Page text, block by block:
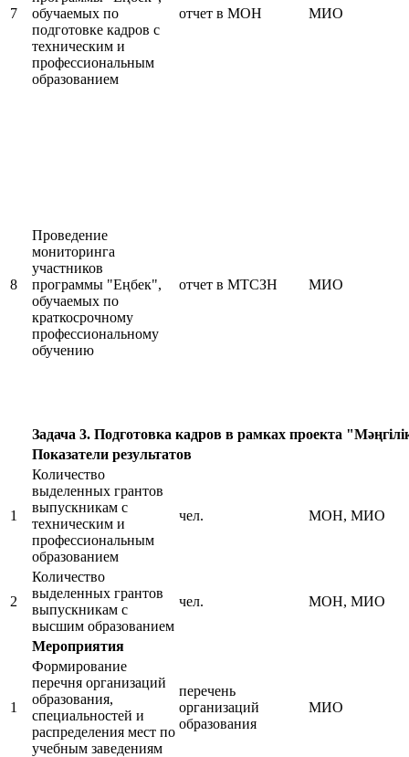
7
обучаемых по
подготовке кадров с
техническим и
профессиональным
образованием
отчет в МОН МИО
8
Проведение
мониторинга
участников
программы "Еңбек",
обучаемых по
краткосрочному
профессиональному
обучению
отчет в МТСЗН МИО
Задача 3. Подготовка кадров в рамках проекта
Показатели результатов
1
Количество
выделенных грантов
выпускникам с
техническим и
профессиональным
образованием
чел. МОН, МИО
2
Количество
выделенных грантов
выпускникам с
высшим образованием
чел. МОН, МИО
Мероприятия
1
Формирование
перечня организаций
образования,
специальностей и
распределения мест по
учебным заведениям
перечень
организаций
образования
МИО